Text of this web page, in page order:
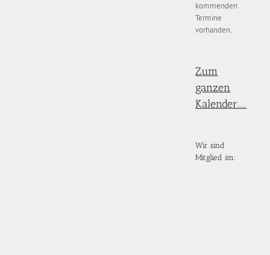
kommenden
Termine
vorhanden.
Zum
ganzen
Kalender.....
Wir sind
Mitglied im: